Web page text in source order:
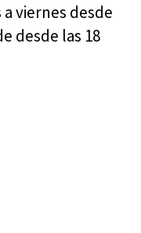
viernes desde
desde las 18